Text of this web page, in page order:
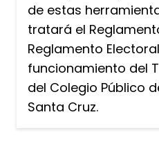
de estas
tratará el
Reglamento
funcionamiento del
del Colegio Público
Santa Cruz.